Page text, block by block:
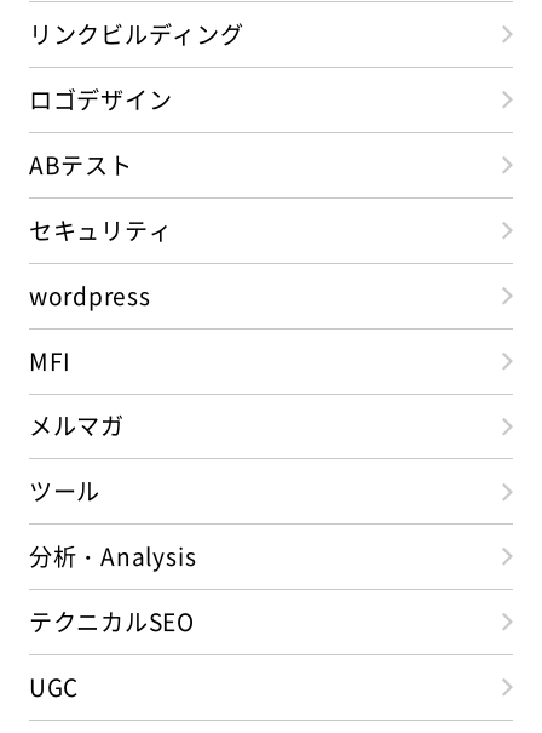
リンクビルディング
ロゴデザイン
ABテスト
セキュリティ
wordpress
MFI
メルマガ
ツール
分析・Analysis
テクニカルSEO
UGC